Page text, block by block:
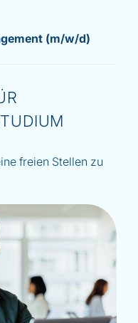
(m/w/d)
freien Stellen zu